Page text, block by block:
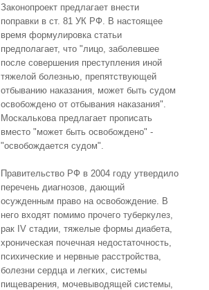
Законопроект предлагает внести
поправки в ст. 81 УК РФ. В настоящее
время формулировка статьи
предполагает, что "лицо, заболевшее
после совершения преступления иной
тяжелой болезнью, препятствующей
отбыванию наказания, может быть судом
освобождено от отбывания наказания".
Москалькова предлагает прописать
вместо "может быть освобождено" -
"освобождается судом".
Правительство РФ в 2004 году утвердило
перечень диагнозов, дающий
осужденным право на освобождение. В
него входят помимо прочего туберкулез,
рак IV стадии, тяжелые формы диабета,
хроническая почечная недостаточность,
психические и нервные расстройства,
болезни сердца и легких, системы
пищеварения, мочевыводящей системы,